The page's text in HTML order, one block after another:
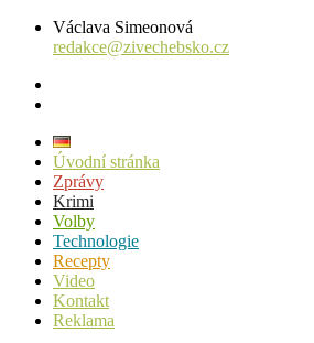
Václava Simeonová
redakce@zivechebsko.cz
Úvodní stránka
Zprávy
Krimi
Volby
Technologie
Recepty
Video
Kontakt
Reklama